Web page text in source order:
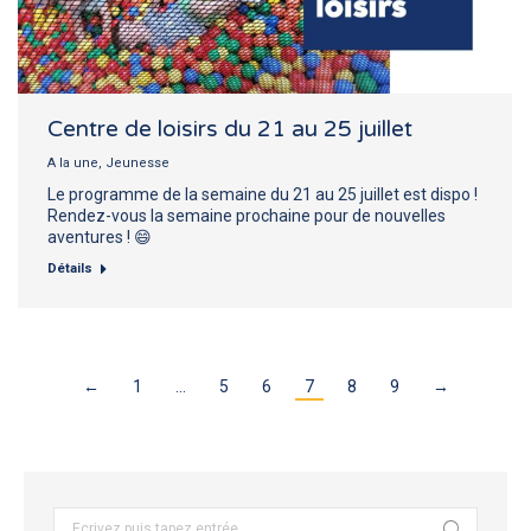
Centre de loisirs du 21 au 25 juillet
A la une, Jeunesse
Le programme de la semaine du 21 au 25 juillet est dispo !
Rendez-vous la semaine prochaine pour de nouvelles
aventures ! 😄
Détails
← 1 5 6 7 8 9 →